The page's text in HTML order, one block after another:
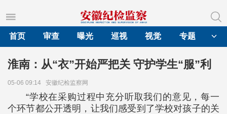
首页
审查 曝光 巡视 视觉 专题
淮南：从“衣”开始严把关 守护学生“服”利
05-06 09:14 安徽纪检监察网
“学校在采购过程中充分听取我们的意见，每一
个环节都公开透明，让我们感受到了学校对孩子的关